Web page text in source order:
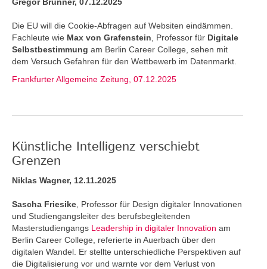
Die EU will die Cookie-Abfragen auf Websiten eindämmen.
Fachleute wie Max von Grafenstein , Professor für Digitale
Selbstbestimmung am Berlin Career College, sehen mit
dem Versuch Gefahren für den Wettbewerb im Datenmarkt.
Frankfurter Allgemeine Zeitung, 07.12.2025
Künstliche Intelligenz verschiebt
Grenzen
Niklas Wagner, 12.11.2025
Sascha Friesike , Professor für Design digitaler Innovationen
und Studiengangsleiter des berufsbegleitenden
Masterstudiengangs Leadership in digitaler Innovation am
Berlin Career College, referierte in Auerbach über den
digitalen Wandel. Er stellte unterschiedliche Perspektiven auf
die Digitalisierung vor und warnte vor dem Verlust von